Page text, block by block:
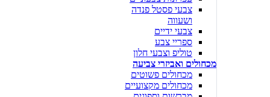
צבעי פסטל פנדה
ושעווה
צבעי ידיים
ספריי צבע
טוליפ וצבעי חלון
מכחולים ואביזרי צביעה
מכחולים פשוטים
מכחולים מקצועיים